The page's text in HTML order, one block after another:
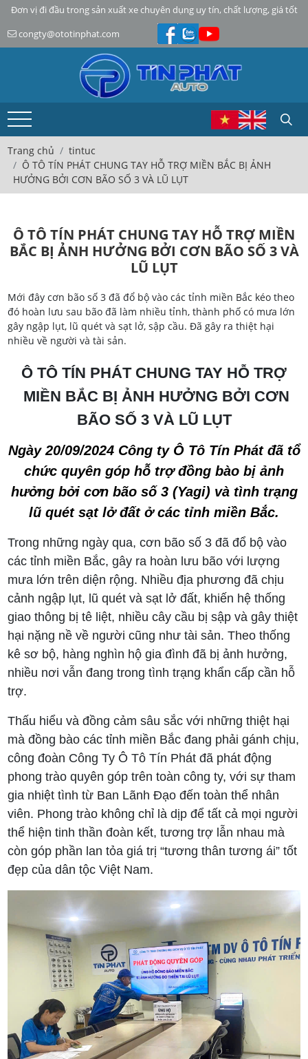
Đơn vị đi đầu trong sản xuất xe chuyên dụng uy tín, chất lượng, giá tốt
congty@ototinphat.com
Trang chủ
tintuc
Ô TÔ TÍN PHÁT CHUNG TAY HỖ TRỢ MIỀN BẮC BỊ ẢNH
HƯỞNG BỞI CƠN BÃO SỐ 3 VÀ LŨ LỤT
Ô TÔ TÍN PHÁT CHUNG TAY HỖ TRỢ MIỀN
BẮC BỊ ẢNH HƯỞNG BỞI CƠN BÃO SỐ 3 VÀ
LŨ LỤT
Mới đây cơn bão số 3 đã đổ bộ vào các tỉnh miền Bắc kéo theo
đó hoàn lưu sau bão đã làm nhiều tỉnh, thành phố có mưa lớn
gây ngập lụt, lũ quét và sạt lở, sập cầu. Đã gây ra thiệt hại
nhiều về người và tài sản.
Ô TÔ TÍN PHÁT CHUNG TAY HỖ TRỢ
MIỀN BẮC BỊ ẢNH HƯỞNG BỞI CƠN
BÃO SỐ 3 VÀ LŨ LỤT
Ngày 20/09/2024 Công ty Ô Tô Tín Phát đã tổ
chức quyên góp hỗ trợ đồng bào bị ảnh
hưởng bởi cơn bão số 3 (Yagi) và tình trạng
lũ quét sạt lở đất ở các tỉnh miền Bắc.
Trong những ngày qua, cơn bão số 3 đã đổ bộ vào
các tỉnh miền Bắc, gây ra hoàn lưu bão với lượng
mưa lớn trên diện rộng. Nhiều địa phương đã chịu
cảnh ngập lụt, lũ quét và sạt lở đất, khiến hệ thống
giao thông bị tê liệt, nhiều cây cầu bị sập và gây thiệt
hại nặng nề về người cũng như tài sản. Theo thống
kê sơ bộ, hàng nghìn hộ gia đình đã bị ảnh hưởng,
nhiều nơi vẫn đang trong tình trạng khẩn cấp cần hỗ
trợ.
Thấu hiểu và đồng cảm sâu sắc với những thiệt hại
mà đồng bào các tỉnh miền Bắc đang phải gánh chịu,
công đoàn Công Ty Ô Tô Tín Phát đã phát động
phong trào quyên góp trên toàn công ty, với sự tham
gia nhiệt tình từ Ban Lãnh Đạo đến toàn thể nhân
viên. Phong trào không chỉ là dịp để tất cả mọi người
thể hiện tinh thần đoàn kết, tương trợ lẫn nhau mà
còn góp phần lan tỏa giá trị “tương thân tương ái” tốt
đẹp của dân tộc Việt Nam.